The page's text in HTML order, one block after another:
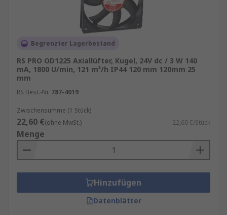
Vorteile und Einsatzbereiche von
Axialventilatoren
über erhitzte Oberflächen führen oder warme
Luft verdrängen. Sie sind besonders effizient bei
der Bewegung großer Luftmengen bei geringem
denen hohe Luftdurchsätze bei kompaktem
Bauraum gefragt sind. Sie überzeugen durch
energieeffiziente Leistung, kompakte Bauform
mit hohem Luftdurchsatz, geräuscharmen
Betrieb, geringen Wartungsaufwand und
vielseitige Einsatzmöglichkeiten.
Typische Einsatzbereiche sind:
Begrenzter Lagerbestand
RS PRO OD1225 Axiallüfter, Kugel, 24V dc / 3 W 140
mA, 1800 U/min, 121 m³/h IP44 120 mm 120mm 25
mm
RS Best.-Nr. 787-4019
Zwischensumme (1 Stück)
22,60 €(ohne MwSt.) 22,60 €/Stück
Menge
Hinzufügen
Datenblätter